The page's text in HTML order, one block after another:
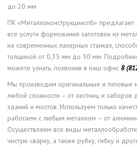
до 20 мм
ПК «Металлоконструкцииспб»
все услуги формования заготовок из
на современных лазерных станках,
толщиной от 0,35 мм до 30 мм.
можете узнать, позвонив в наш офис 8
Мы производим оригинальные и типовые
любой сложности – от лестниц и заборов
зданий и мостов. Используем только
работаем с любым металлом – от
Осуществляем все виды
чистую сварку, а также рубку, гибку и